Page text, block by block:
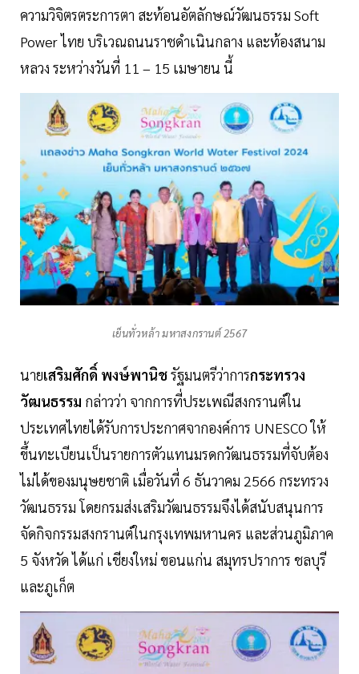
ความวิจิตรตระการตา สะท้อนอัตลักษณ์วัฒนธรรม Soft
Power ไทย บริเวณถนนราชดำเนินกลาง และท้องสนาม
หลวง ระหว่างวันที่ 11 – 15 เมษายน นี้
เย็นทั่วหล้า มหาสงกรานต์ 2567
นายเสริมศักดิ์ พงษ์พานิชรัฐมนตรีว่าการกระทรวง
วัฒนธรรม กล่าวว่า จากการที่ประเพณีสงกรานต์ใน
ประเทศไทยได้รับการประกาศจากองค์การ UNESCO ให้
ขึ้นทะเบียนเป็นรายการตัวแทนมรดกวัฒนธรรมที่จับต้อง
ไม่ได้ของมนุษยชาติ เมื่อวันที่ 6 ธันวาคม 2566 กระทรวง
วัฒนธรรม โดยกรมส่งเสริมวัฒนธรรมจึงได้สนับสนุนการ
จัดกิจกรรมสงกรานต์ในกรุงเทพมหานคร และส่วนภูมิภาค
5 จังหวัด ได้แก่ เชียงใหม่ ขอนแก่น สมุทรปราการ ชลบุรี
และภูเก็ต